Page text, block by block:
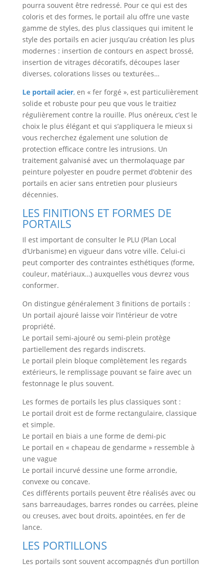
pourra souvent être redressé. Pour ce qui est des
coloris et des formes, le portail alu offre une vaste
gamme de styles, des plus classiques qui imitent le
style des portails en acier jusqu’au création les plus
modernes : insertion de contours en aspect brossé,
insertion de vitrages décoratifs, découpes laser
diverses, colorations lisses ou texturées…
Le portail acier,en « fer forgé », est particulièrement
solide et robuste pour peu que vous le traitiez
régulièrement contre la rouille. Plus onéreux, c’est le
choix le plus élégant et qui s’appliquera le mieux si
vous recherchez également une solution de
protection efficace contre les intrusions. Un
traitement galvanisé avec un thermolaquage par
peinture polyester en poudre permet d’obtenir des
portails en acier sans entretien pour plusieurs
décennies.
LES FINITIONS ET FORMES DE
PORTAILS
Il est important de consulter le PLU (Plan Local
d’Urbanisme) en vigueur dans votre ville. Celui-ci
peut comporter des contraintes esthétiques (forme,
couleur, matériaux…) auxquelles vous devrez vous
conformer.
On distingue généralement 3 finitions de portails :
Un portail ajouré laisse voir l’intérieur de votre
propriété.
Le portail semi-ajouré ou semi-plein protège
partiellement des regards indiscrets.
Le portail plein bloque complètement les regards
extérieurs, le remplissage pouvant se faire avec un
festonnage le plus souvent.
Les formes de portails les plus classiques sont :
Le portail droit est de forme rectangulaire, classique
et simple.
Le portail en biais a une forme de demi-pic
Le portail en « chapeau de gendarme » ressemble à
une vague
Le portail incurvé dessine une forme arrondie,
convexe ou concave.
Ces différents portails peuvent être réalisés avec ou
sans barreaudages, barres rondes ou carrées, pleine
ou creuses, avec bout droits, apointées, en fer de
lance.
LES PORTILLONS
Les portails sont souvent accompagnés d’un portillon